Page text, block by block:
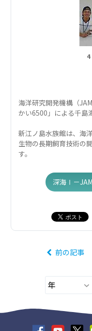
海洋研究開発機構（
かい6500」による千島
新江ノ島水族館は、海
生物の長期飼育技術の
す。
深海Ⅰ－
前の記事